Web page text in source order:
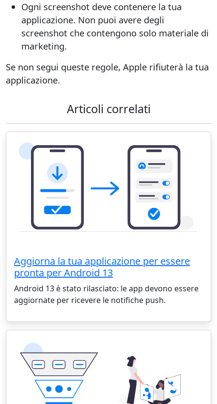
Ogni screenshot deve contenere la tua
applicazione. Non puoi avere degli
screenshot che contengono solo materiale di
marketing.
Se non segui queste regole, Apple rifiuterà la tua
applicazione.
Articoli correlati
Aggiorna la tua applicazione per essere
pronta per Android 13
Android 13 è stato rilasciato: le app devono essere
aggiornate per ricevere le notifiche push.